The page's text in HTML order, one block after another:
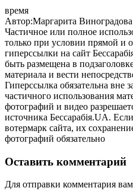
время
Автор:Маргарита Виноградова
Частичное или полное
только при условии прямой и
гиперссылки на сайт
быть размещена в
материала и вести
Гиперссылка обязательна вне
частичного использования
фотографий и видео
источника Бессарабія.UA.
вотермарк сайта, их
фотографий обязательно
Оставить комментарий
Для отправки комментария